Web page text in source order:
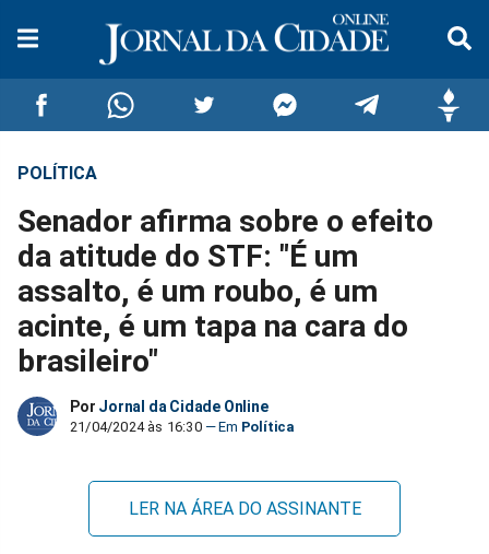
Compartilhar
no
Facebook
Compartilhar
no
Whatsapp
no
Twitter
no
Messenger
no
Telegram
POLÍTICA
Senador afirma sobre o efeito
da atitude do STF: "É um
assalto, é um roubo, é um
acinte, é um tapa na cara do
brasileiro"
Por Jornal da Cidade Online
21/04/2024 às 16:30 Política
LER NA ÁREA DO ASSINANTE